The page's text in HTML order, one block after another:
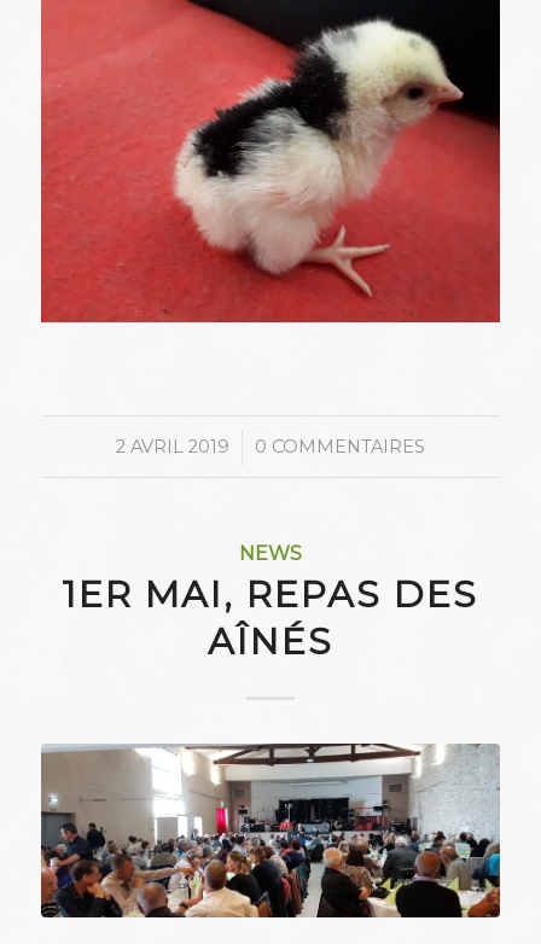
2 AVRIL 2019
/ 0 COMMENTAIRES
NEWS
1ER MAI, REPAS DES
AÎNÉS